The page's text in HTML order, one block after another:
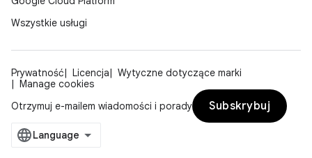
Wszystkie usługi
Prywatność Licencja
Wytyczne dotyczące marki
Manage cookies
Otrzymuj e-mailem wiadomości i porady
Subskrybuj